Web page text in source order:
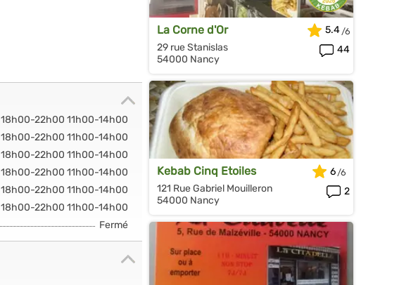
18h00-22h00 11h00-14h00
18h00-22h00 11h00-14h00
18h00-22h00 11h00-14h00
18h00-22h00 11h00-14h00
18h00-22h00 11h00-14h00
18h00-22h00 11h00-14h00
Fermé
La Corne d'Or
29 rue Stanislas
54000 Nancy
5.4
44
Kebab Cinq Etoiles
121 Rue Gabriel Mouilleron
54000 Nancy
6
2